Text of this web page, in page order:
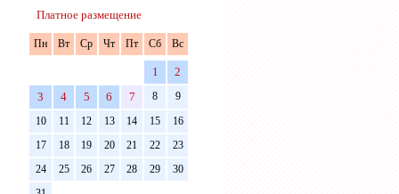
Платное размещение
Пн Вт Ср Чт Пт Сб Вс
1
2
3
4 5 6 7 8
9
10
11 12 13 14 15
16
17
18 19 20 21 22
23
24
25 26 27 28 29
30